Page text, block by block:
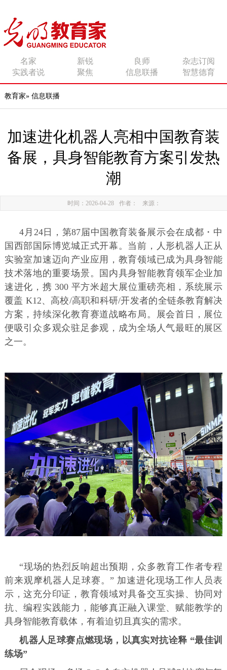
名家 新锐 良师
杂志订阅
实践者说
聚焦 信息联播 智慧德育
教育家» 信息联播
加速进化机器人亮相中国教育装
备展，具身智能教育方案引发热
潮
时间：2026-04-28 作者： 来源：
4月24日，第87届中国教育装备展示会在成都・中
国西部国际博览城正式开幕。当前，人形机器人正从
实验室加速迈向产业应用，教育领域已成为具身智能
技术落地的重要场景。国内具身智能教育领军企业加
速进化，携 300 平方米超大展位重磅亮相，系统展示
覆盖 K12、高校/高职和科研/开发者的全链条教育解决
方案，持续深化教育赛道战略布局。展会首日，展位
便吸引众多观众驻足参观，成为全场人气最旺的展区
之一。
“现场的热烈反响超出预期，众多教育工作者专程
前来观摩机器人足球赛。” 加速进化现场工作人员表
示，这充分印证，教育领域对具备交互实操、协同对
抗、编程实践能力，能够真正融入课堂、赋能教学的
具身智能教育载体，有着迫切且真实的需求。
机器人足球赛点燃现场，以真实对抗诠释 “最佳训
练场”